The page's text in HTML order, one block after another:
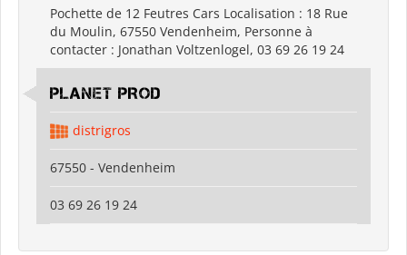
Pochette de 12 Feutres Cars Localisation : 18 Rue
du Moulin, 67550 Vendenheim, Personne à
contacter : Jonathan Voltzenlogel, 03 69 26 19 24
PLANET PROD
distrigros
67550 - Vendenheim
03 69 26 19 24